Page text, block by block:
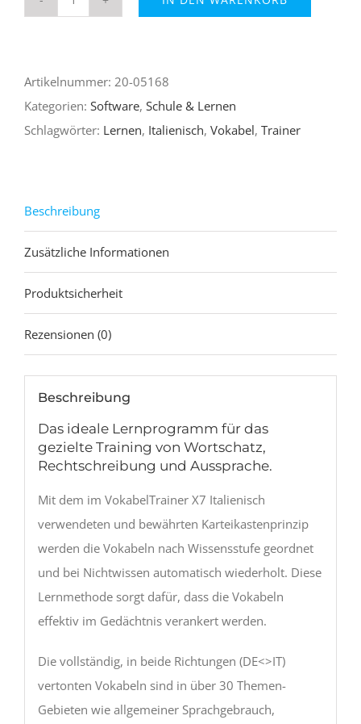
Menge
Artikelnummer: 20-05168
Kategorien: Software, Schule & Lernen
Schlagwörter: Lernen, Italienisch, Vokabel, Trainer
Beschreibung
Zusätzliche Informationen
Produktsicherheit
Rezensionen (0)
Beschreibung
Das ideale Lernprogramm für das
gezielte Training von Wortschatz,
Rechtschreibung und Aussprache.
Mit dem im VokabelTrainer X7 Italienisch
verwendeten und bewährten Karteikastenprinzip
werden die Vokabeln nach Wissensstufe geordnet
und bei Nichtwissen automatisch wiederholt. Diese
Lernmethode sorgt dafür, dass die Vokabeln
effektiv im Gedächtnis verankert werden.
Die vollständig, in beide Richtungen (DE<>IT)
vertonten Vokabeln sind in über 30 Themen-
Gebieten wie allgemeiner Sprachgebrauch,